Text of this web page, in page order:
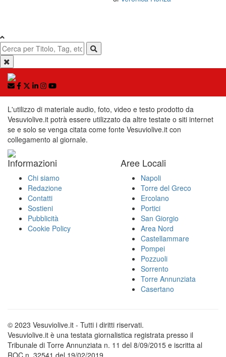
L'utilizzo di materiale audio, foto, video e testo prodotto da
Vesuviolive.it potrà essere utilizzato da altre testate o siti internet
se e solo se venga citata come fonte Vesuviolive.it con
collegamento al giornale.
Informazioni
Chi siamo
Redazione
Contatti
Sostieni
Pubblicità
Cookie Policy
Aree Locali
Napoli
Torre del Greco
Ercolano
Portici
San Giorgio
Area Nord
Castellammare
Pompei
Pozzuoli
Sorrento
Torre Annunziata
Casertano
© 2023 Vesuviolive.it - Tutti i diritti riservati.
Vesuviolive.it è una testata giornalistica registrata presso il
Tribunale di Torre Annunziata n. 11 del 8/09/2015 e iscritta al
ROC n. 32541 del 19/02/2019.